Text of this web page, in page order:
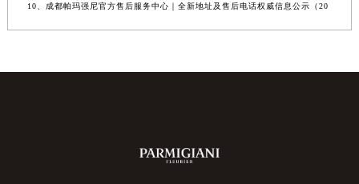
10、成都帕玛强尼官方售后服务中心｜全新地址及售后电话权威信息公示（20